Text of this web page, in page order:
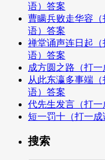
语）答案
曹瞒兵败走华容
语）答案
禅堂诵声连日起
语）答案
成方圆之路（打
从此东瀛多事端
语）答案
代先生发言（打
短一罚十（打一
搜索